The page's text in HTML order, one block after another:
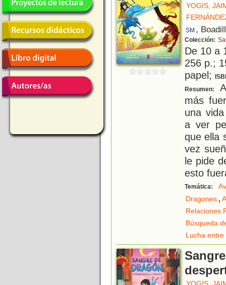
YOGIS,
SM ,
Colección:
De 10 a
256 p.;
papel;
Resumen:
más
una
a ver
que ella
vez
le pide
esto
Temática:
Dragones,
Relaciones
Búsqueda
Lucha entre